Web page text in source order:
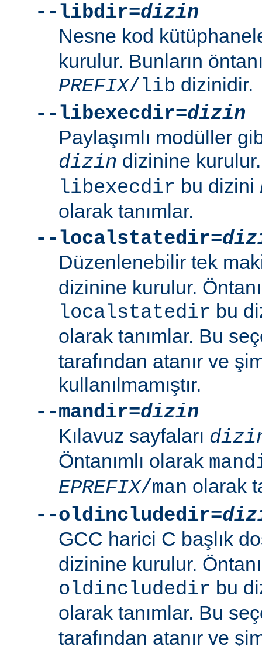
--libdir=dizin
Nesne kod
kurulur. Bunların
PREFIX/lib dizinidir.
--libexecdir=dizin
Paylaşımlı modüller
dizin dizinine
libexecdir bu dizini
olarak tanımlar.
--localstatedir=
Düzenlenebilir tek
dizinine kurulur.
localstatedir bu
olarak tanımlar. Bu
tarafından atanır ve
kullanılmamıştır.
--mandir=dizin
Kılavuz sayfaları
Öntanımlı olarak
EPREFIX/man olarak
--oldincludedir=
GCC harici C başlık
dizinine kurulur.
oldincludedir bu
olarak tanımlar. Bu
tarafından atanır ve